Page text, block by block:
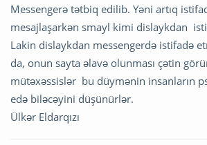
Messengerə tətbiq edilib. Yəni artıq
mesajlaşarkən smayl kimi dislaykdan
Lakin dislaykdan messengerdə istifadə
da, onun sayta əlavə olunması çətin
mütəxəssislər bu düymənin insanların
edə biləcəyini düşünürlər.
Ülkər Eldarqızı